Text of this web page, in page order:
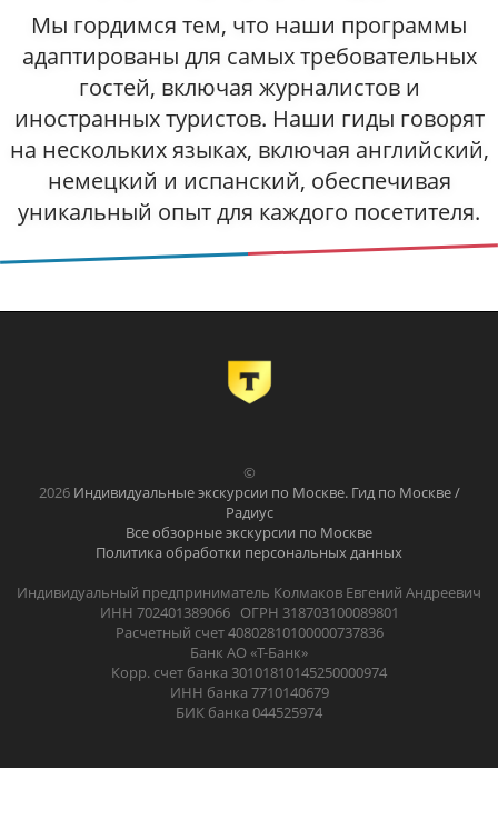
Мы гордимся тем, что наши программы
адаптированы для самых требовательных
гостей, включая журналистов и
иностранных туристов. Наши гиды говорят
на нескольких языках, включая английский,
немецкий и испанский, обеспечивая
уникальный опыт для каждого посетителя.
©
2026 Индивидуальные экскурсии по Москве. Гид по Москве /
Радиус
Все обзорные экскурсии по Москве
Политика обработки персональных данных
Индивидуальный предприниматель Колмаков Евгений Андреевич
ИНН 702401389066 ОГРН 318703100089801
Расчетный счет 40802810100000737836
Банк АО «Т-Банк»
Корр. счет банка 30101810145250000974
ИНН банка 7710140679
БИК банка 044525974